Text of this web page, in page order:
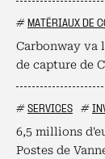
# MATÉRIAUX DE
Carbonway va
de capture de
# SERVICES #
6,5 millions
Postes de